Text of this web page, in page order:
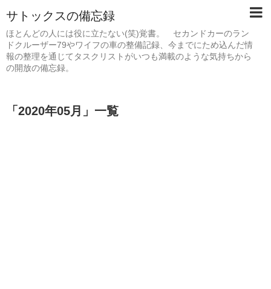
サトックスの備忘録
ほとんどの人には役に立たない(笑)覚書。 セカンドカーのラン
ドクルーザー79やワイフの車の整備記録、今までにため込んだ情
報の整理を通じてタスクリストがいつも満載のような気持ちから
の開放の備忘録。
「 2020年05月 」 一覧